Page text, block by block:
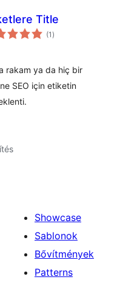
Title
(1 értékelés
összesen
)
rakam ya da hiç bir
SEO için etiketin
Showcase
Sablonok
Bővítmények
Patterns